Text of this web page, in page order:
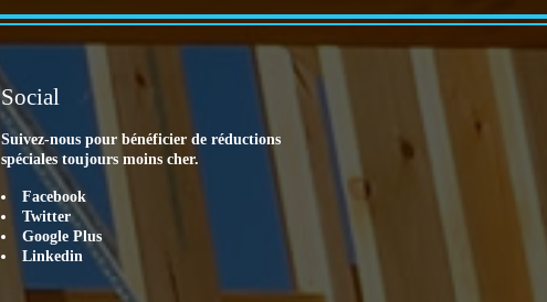
Social
Suivez-nous pour bénéficier de réductions
spéciales toujours moins cher.
Facebook
Twitter
Google Plus
Linkedin